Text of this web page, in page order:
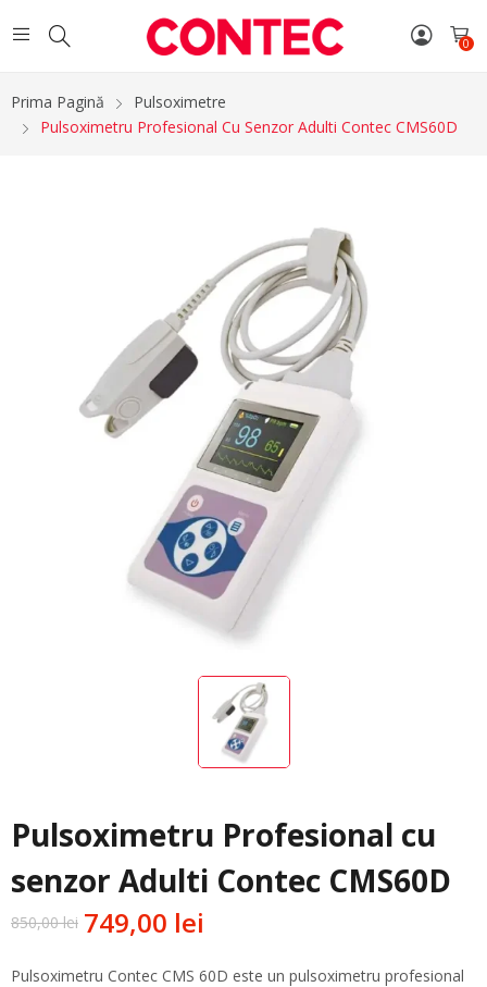
0
Prima Pagină
Pulsoximetre
Pulsoximetru Profesional Cu Senzor Adulti Contec CMS60D
Pulsoximetru Profesional cu
senzor Adulti Contec CMS60D
850,00lei
Prețul749,00 lei
Prețul
Pulsoximetru Contec CMS 60D este un pulsoximetru profesional